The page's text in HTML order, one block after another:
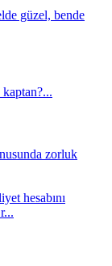
güzel, bende
zorluk
hesabını